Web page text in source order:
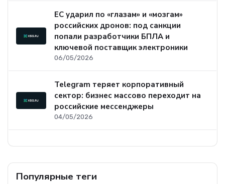
ЕС ударил по «глазам» и «мозгам»
российских дронов: под санкции
попали разработчики БПЛА и
ключевой поставщик электроники
06/05/2026
Telegram теряет корпоративный
сектор: бизнес массово переходит на
российские мессенджеры
04/05/2026
Популярные теги